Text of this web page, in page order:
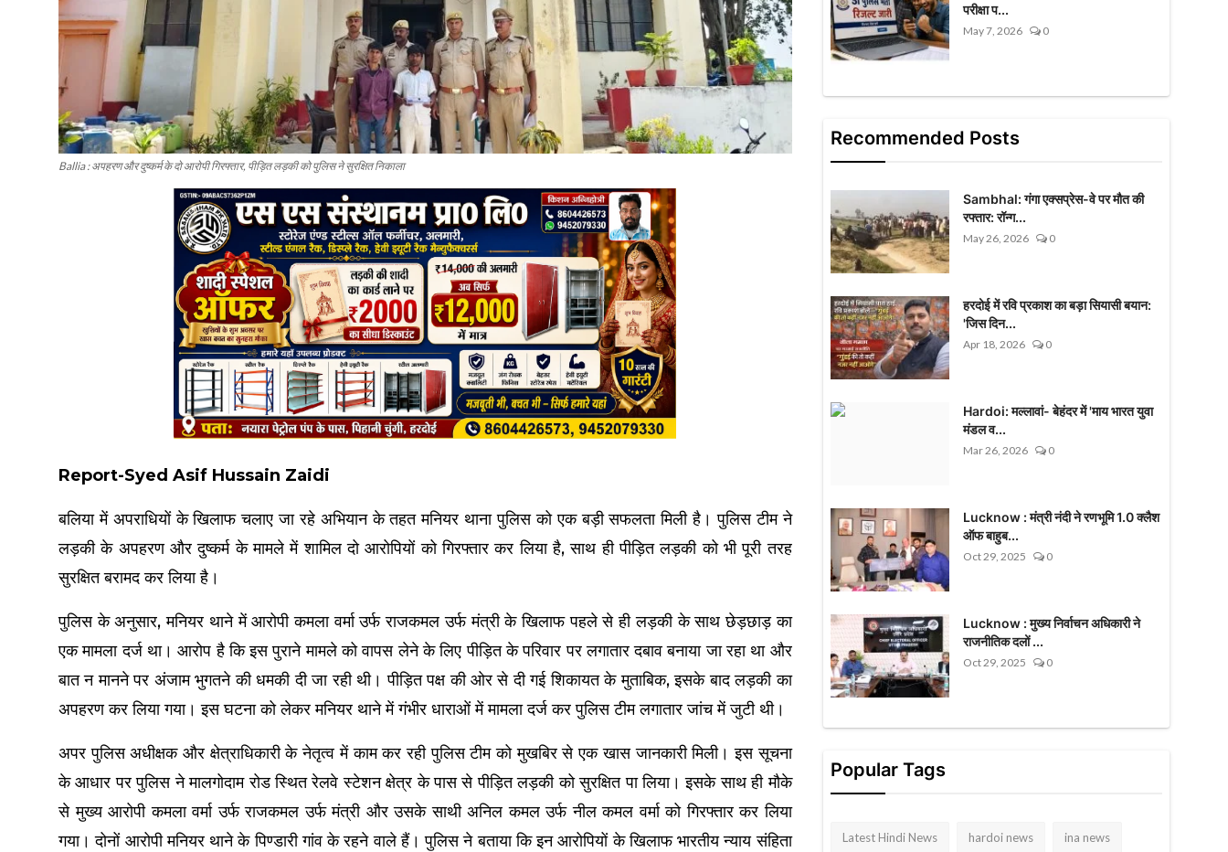
Ballia : अपहरण और दुष्कर्म के दो आरोपी गिरफ्तार, पीड़ित लड़की को पुलिस ने सुरक्षित निकाला
Report-Syed Asif Hussain Zaidi
बलिया में अपराधियों के खिलाफ चलाए जा रहे अभियान के तहत मनियर थाना पुलिस को एक बड़ी सफलता मिली है। पुलिस टीम ने
लड़की के अपहरण और दुष्कर्म के मामले में शामिल दो आरोपियों को गिरफ्तार कर लिया है, साथ ही पीड़ित लड़की को भी पूरी तरह
सुरक्षित बरामद कर लिया है।
पुलिस के अनुसार, मनियर थाने में आरोपी कमला वर्मा उर्फ राजकमल उर्फ मंत्री के खिलाफ पहले से ही लड़की के साथ छेड़छाड़ का
एक मामला दर्ज था। आरोप है कि इस पुराने मामले को वापस लेने के लिए पीड़ित के परिवार पर लगातार दबाव बनाया जा रहा था और
बात न मानने पर अंजाम भुगतने की धमकी दी जा रही थी। पीड़ित पक्ष की ओर से दी गई शिकायत के मुताबिक, इसके बाद लड़की का
अपहरण कर लिया गया। इस घटना को लेकर मनियर थाने में गंभीर धाराओं में मामला दर्ज कर पुलिस टीम लगातार जांच में जुटी थी।
अपर पुलिस अधीक्षक और क्षेत्राधिकारी के नेतृत्व में काम कर रही पुलिस टीम को मुखबिर से एक खास जानकारी मिली। इस सूचना
के आधार पर पुलिस ने मालगोदाम रोड स्थित रेलवे स्टेशन क्षेत्र के पास से पीड़ित लड़की को सुरक्षित पा लिया। इसके साथ ही मौके
से मुख्य आरोपी कमला वर्मा उर्फ राजकमल उर्फ मंत्री और उसके साथी अनिल कमल उर्फ नील कमल वर्मा को गिरफ्तार कर लिया
गया। दोनों आरोपी मनियर थाने के पिण्डारी गांव के रहने वाले हैं। पुलिस ने बताया कि इन आरोपियों के खिलाफ भारतीय न्याय संहिता
परीक्षा प...
May 7, 2026 0
Recommended Posts
Sambhal: गंगा एक्सप्रेस-वे पर मौत की
रफ्तार: रॉन्ग...
May 26, 2026 0
हरदोई में रवि प्रकाश का बड़ा सियासी बयान:
'जिस दिन...
Apr 18, 2026 0
Hardoi: मल्लावां- बेहंदर में 'माय भारत युवा
मंडल व...
Mar 26, 2026 0
Lucknow : मंत्री नंदी ने रणभूमि 1.0 क्लैश
ऑफ बाहुब...
Oct 29, 2025 0
Lucknow : मुख्य निर्वाचन अधिकारी ने
राजनीतिक दलों ...
Oct 29, 2025 0
Popular Tags
Latest Hindi News hardoi news ina news